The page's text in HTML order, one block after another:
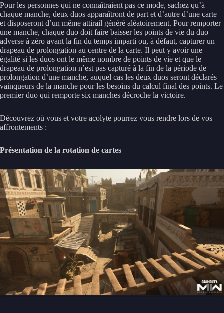
Pour les personnes qui ne connaîtraient pas ce mode, sachez qu’à
chaque manche, deux duos apparaîtront de part et d’autre d’une carte
et disposeront d’un même attirail généré aléatoirement. Pour remporter
une manche, chaque duo doit faire baisser les points de vie du duo
adverse à zéro avant la fin du temps imparti ou, à défaut, capturer un
drapeau de prolongation au centre de la carte. Il peut y avoir une
égalité si les duos ont le même nombre de points de vie et que le
drapeau de prolongation n’est pas capturé à la fin de la période de
prolongation d’une manche, auquel cas les deux duos seront déclarés
vainqueurs de la manche pour les besoins du calcul final des points. Le
premier duo qui remporte six manches décroche la victoire.
Découvrez où vous et votre acolyte pourrez vous rendre lors de vos
affrontements :
Présentation de la rotation de cartes